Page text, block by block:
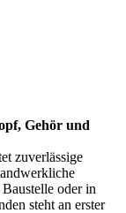
Gehör und
zuverlässige
oder in
steht an erster